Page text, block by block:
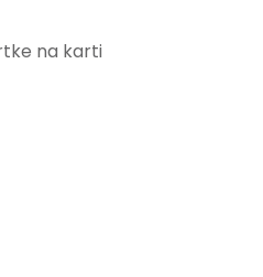
na karti